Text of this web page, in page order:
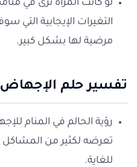
لو كانت المرأة ترى في
التغيرات الإيجابية التي
مرضية لها بشكل كبير.
تفسير حلم
رؤية الحالم في المنام
تعرضه لكثير من
للغاية.